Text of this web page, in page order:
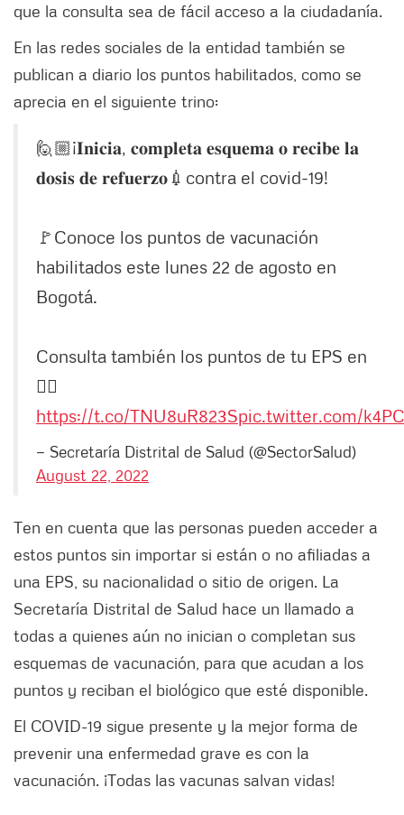
que la consulta sea de fácil acceso a la ciudadanía.
En las redes sociales de la entidad también se
publican a diario los puntos habilitados, como se
aprecia en el siguiente trino:
🙋🏼¡𝐈𝐧𝐢𝐜𝐢𝐚, 𝐜𝐨𝐦𝐩𝐥𝐞𝐭𝐚 𝐞𝐬𝐪𝐮𝐞𝐦𝐚 𝐨 𝐫𝐞𝐜𝐢𝐛𝐞 𝐥𝐚
𝐝𝐨𝐬𝐢𝐬 𝐝𝐞 𝐫𝐞𝐟𝐮𝐞𝐫𝐳𝐨💉contra el covid-19!
🚩Conoce los puntos de vacunación
habilitados este lunes 22 de agosto en
Bogotá.
Consulta también los puntos de tu EPS en
👉🏼
https://t.co/TNU8uR823Spic.twitter.com/
— Secretaría Distrital de Salud (@SectorSalud)
August 22, 2022
Ten en cuenta que las personas pueden acceder a
estos puntos sin importar si están o no afiliadas a
una EPS, su nacionalidad o sitio de origen. La
Secretaría Distrital de Salud hace un llamado a
todas a quienes aún no inician o completan sus
esquemas de vacunación, para que acudan a los
puntos y reciban el biológico que esté disponible.
El COVID-19 sigue presente y la mejor forma de
prevenir una enfermedad grave es con la
vacunación. ¡Todas las vacunas salvan vidas!